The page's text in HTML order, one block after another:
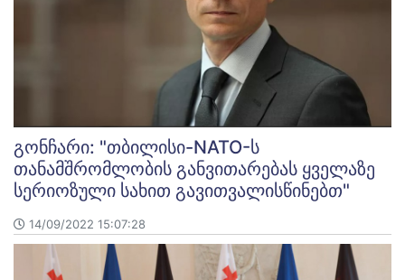
გონჩარი: "თბილისი-NATO-ს
თანამშრომლობის განვითარებას ყველაზე
სერიოზული სახით გავითვალისწინებთ"
14/09/2022 15:07:28